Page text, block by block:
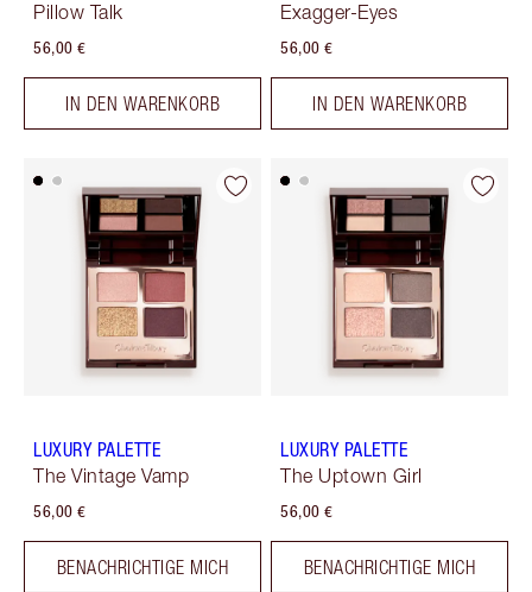
Pillow Talk
56,00 €
IN DEN WARENKORB
Exagger-Eyes
56,00 €
IN DEN WARENKORB
LUXURY PALETTE
The Vintage Vamp
56,00 €
BENACHRICHTIGE MICH
LUXURY PALETTE
The Uptown Girl
56,00 €
BENACHRICHTIGE MICH